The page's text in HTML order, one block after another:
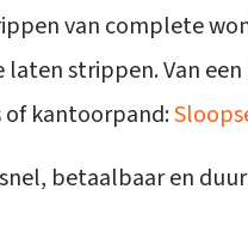
van complete
laten strippen. Van
of kantoorpand:
betaalbaar en